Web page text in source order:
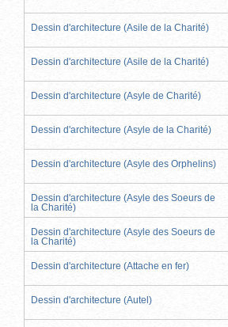
Dessin d'architecture (Asile de la Charité)
Dessin d'architecture (Asile de la Charité)
Dessin d'architecture (Asyle de Charité)
Dessin d'architecture (Asyle de la Charité)
Dessin d'architecture (Asyle des Orphelins)
Dessin d'architecture (Asyle des Soeurs de
la Charité)
Dessin d'architecture (Asyle des Soeurs de
la Charité)
Dessin d'architecture (Attache en fer)
Dessin d'architecture (Autel)